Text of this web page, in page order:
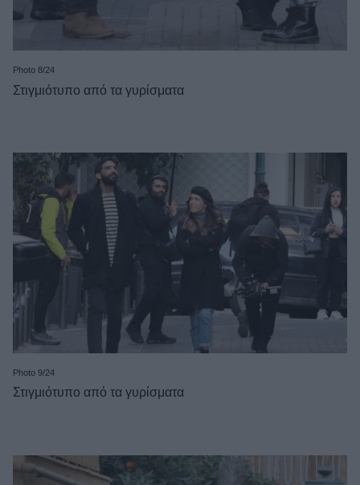
Photo 8/24
Στιγμιότυπο από τα γυρίσματα
Photo 9/24
Στιγμιότυπο από τα γυρίσματα